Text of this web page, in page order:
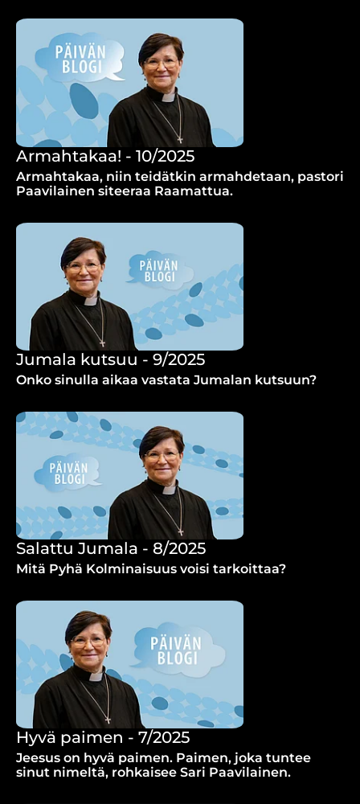
Armahtakaa! - 10/2025
Armahtakaa, niin teidätkin armahdetaan, pastori
Paavilainen siteeraa Raamattua.
Jumala kutsuu - 9/2025
Onko sinulla aikaa vastata Jumalan kutsuun?
Salattu Jumala - 8/2025
Mitä Pyhä Kolminaisuus voisi tarkoittaa?
Hyvä paimen - 7/2025
Jeesus on hyvä paimen. Paimen, joka tuntee
sinut nimeltä, rohkaisee Sari Paavilainen.